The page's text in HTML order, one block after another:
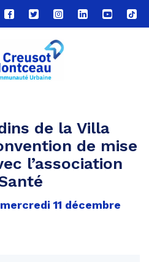
Lien
vers
compte
Facebook
Lien
vers
compte
Twitter
Lien
vers
le
compte
Lien
vers
Lien
vers
Lien
vers
de la Villa
de mise
l’association
11 décembre